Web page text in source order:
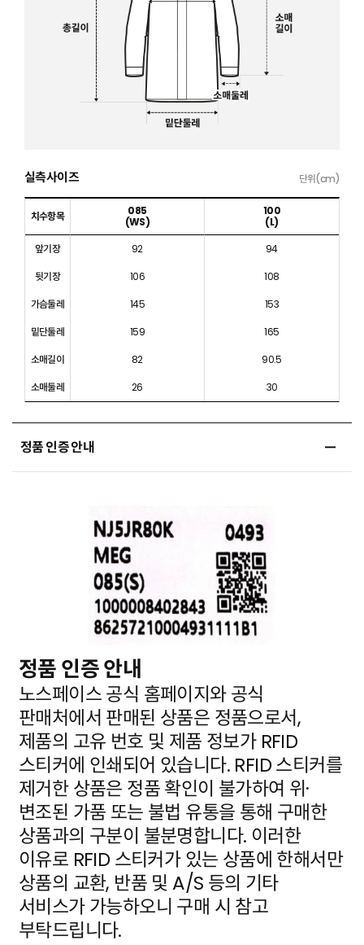
실측사이즈 단위(cm)
치수항목
085
(WS)
100
(L)
앞기장
92
94
뒷기장
106
108
가슴둘레
145
153
밑단둘레
159
165
소매길이
82
90.5
소매둘레
26 30
정품 인증 안내
정품 인증 안내
노스페이스 공식 홈페이지와 공식
판매처에서 판매된 상품은 정품으로서,
제품의 고유 번호 및 제품 정보가 RFID
스티커에 인쇄되어 있습니다. RFID 스티커를
제거한 상품은 정품 확인이 불가하여 위·
변조된 가품 또는 불법 유통을 통해 구매한
상품과의 구분이 불분명합니다. 이러한
이유로 RFID 스티커가 있는 상품에 한해서만
상품의 교환, 반품 및 A/S 등의 기타
서비스가 가능하오니 구매 시 참고
부탁드립니다.